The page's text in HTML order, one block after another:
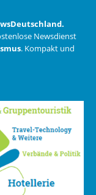
Newsdienst
. Kompakt und